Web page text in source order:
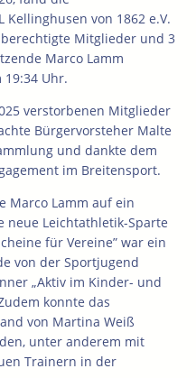
von 1862 e.V.
Mitglieder und 3
Marco Lamm
Uhr.
verstorbenen Mitglieder
Bürgervorsteher Malte
und dankte dem
im Breitensport.
Marco Lamm auf ein
neue Leichtathletik-Sparte
für Vereine” war ein
von der Sportjugend
„Aktiv im Kinder- und
konnte das
von Martina Weiß
unter anderem mit
Trainern in der